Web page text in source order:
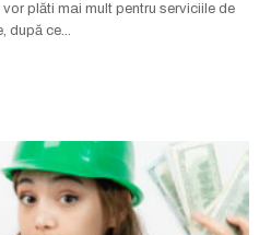
plăti mai mult pentru serviciile de
după ce...